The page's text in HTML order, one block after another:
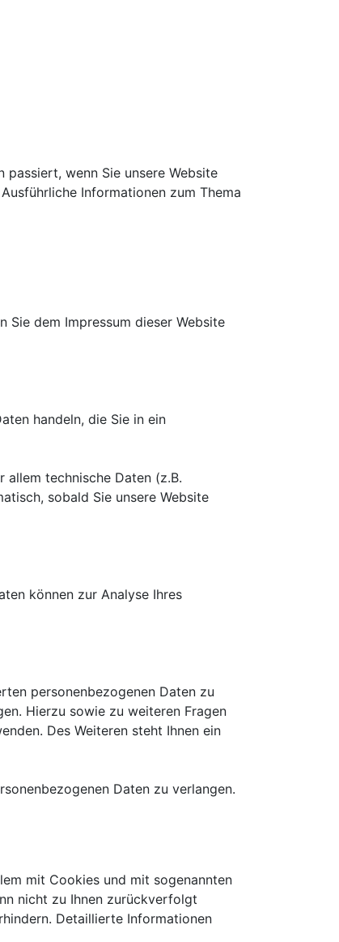
wenn Sie unsere Website
Informationen zum Thema
Sie dem Impressum dieser Website
handeln, die Sie in ein
allem technische Daten (z.B.
sobald Sie unsere Website
können zur Analyse Ihres
personenbezogenen Daten zu
Hierzu sowie zu weiteren Fragen
Des Weiteren steht Ihnen ein
Daten zu verlangen.
mit Cookies und mit sogenannten
nicht zu Ihnen zurückverfolgt
Detaillierte Informationen